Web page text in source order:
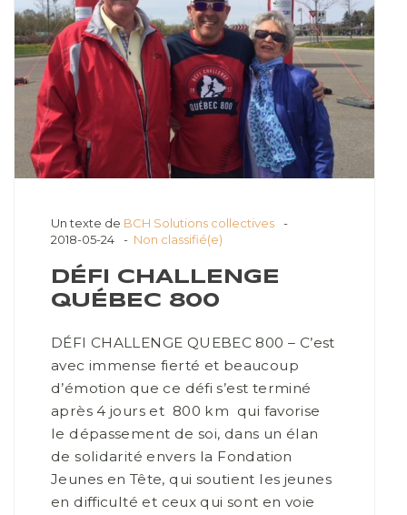
Un texte de BCH Solutions collectives
2018-05-24
Non classifié(e)
DÉFI CHALLENGE
QUÉBEC 800
DÉFI CHALLENGE QUEBEC 800 – C’est
avec immense fierté et beaucoup
d’émotion que ce défi s’est terminé
après 4 jours et 800 km qui favorise
le dépassement de soi, dans un élan
de solidarité envers la Fondation
Jeunes en Tête, qui soutient les jeunes
en difficulté et ceux qui sont en voie